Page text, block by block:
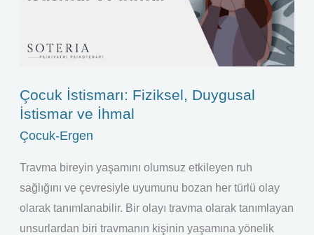
Çocuk İstismarı: Fiziksel, Duygusal
İstismar ve İhmal
Çocuk-Ergen
Travma bireyin yaşamını olumsuz etkileyen ruh
sağlığını ve çevresiyle uyumunu bozan her türlü olay
olarak tanımlanabilir. Bir olayı travma olarak tanımlayan
unsurlardan biri travmanın kişinin yaşamına yönelik
İstismar
İhmal